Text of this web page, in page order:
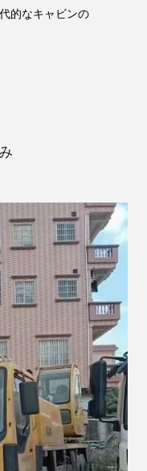
的なキャビンの